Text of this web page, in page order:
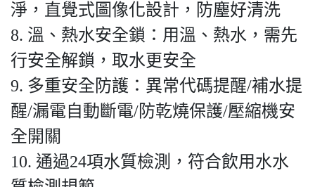
淨，直覺式圖像化設計，防塵好清洗
8. 溫、熱水安全鎖：用溫、熱水，需先
行安全解鎖，取水更安全
9. 多重安全防護：異常代碼提醒/補水提
醒/漏電自動斷電/防乾燒保護/壓縮機安
全開關
10. 通過24項水質檢測，符合飲用水水